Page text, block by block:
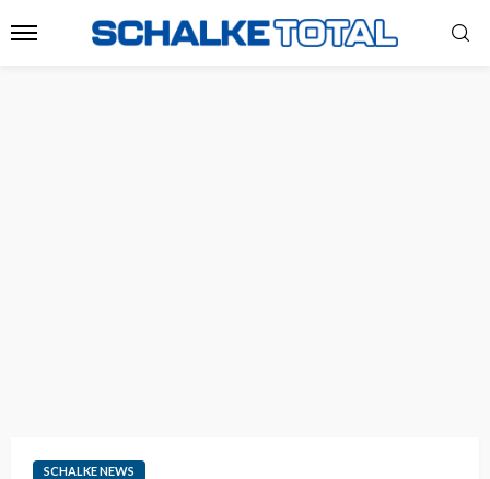
SCHALKE NEWS